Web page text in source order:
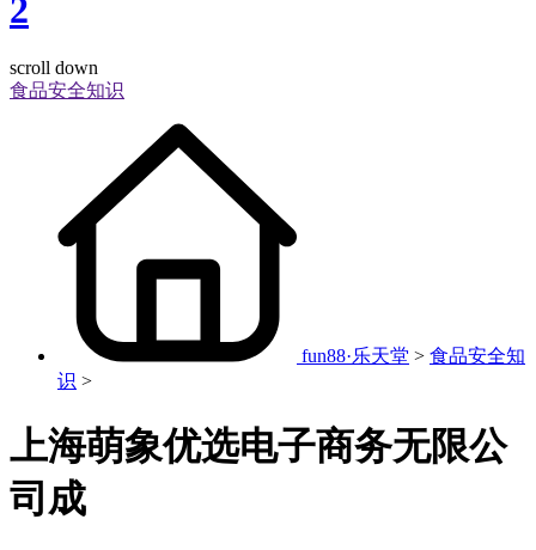
2
scroll down
食品安全知识
fun88·乐天堂 > 食品安全知
识 >
上海萌象优选电子商务无限公
司成